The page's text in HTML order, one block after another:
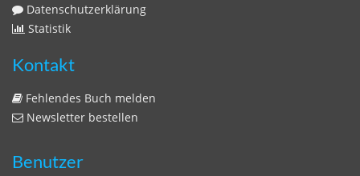
Datenschutzerklärung
Statistik
Kontakt
Fehlendes Buch melden
Newsletter bestellen
Benutzer